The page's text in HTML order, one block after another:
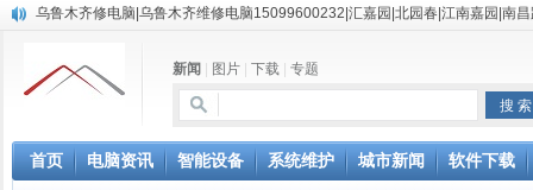
乌鲁木齐修电脑|乌鲁木齐维修电脑15099600232|汇嘉园|北园春|江南嘉园|南
新闻 图片 下载 专题
首页 电脑资讯 智能设备 系统维护 城市新闻 软件下载